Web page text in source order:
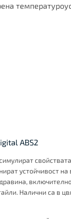
ABS2
устойчивост на
Налични са в